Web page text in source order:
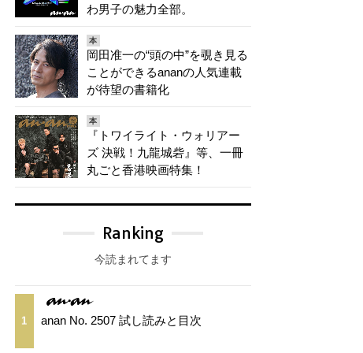
わ男子の魅力全部。
本
岡田准一の“頭の中”を覗き見る
ことができるananの人気連載
が待望の書籍化
本
『トワイライト・ウォリアー
ズ 決戦！九龍城砦』等、一冊
丸ごと香港映画特集！
Ranking
今読まれてます
1 anan No. 2507 試し読みと目次